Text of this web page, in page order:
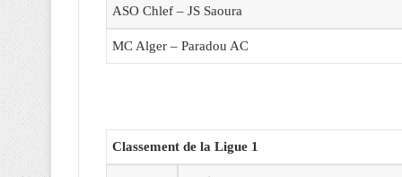
ASO Chlef – JS Saoura
MC Alger – Paradou AC
Classement de la Ligue 1